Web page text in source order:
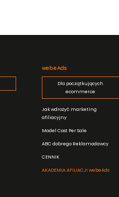
webeAds
Dla początkujących
ecommerce
Jak wdrożyć marketing
afiliacyjny
Model Cost Per Sale
ABC dobrego Reklamodawcy
CENNIK
AKADEMIA AFILIACJI webeAds